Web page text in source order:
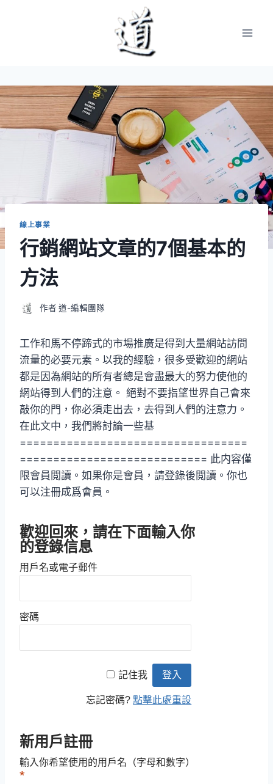
線上事業
行銷網站文章的7個基本的
方法
作者 道-編輯團隊
工作和馬不停蹄式的市場推廣是得到大量網站訪問
流量的必要元素。以我的經驗，很多受歡迎的網站
都是因為網站的所有者總是會盡最大的努力使他的
網站得到人們的注意。 絕對不要指望世界自己會來
敲你的門，你必須走出去，去得到人們的注意力。
在此文中，我們將討論一些基
==================================
============================ 此内容僅
限會員閲讀。如果你是會員，請登錄後閲讀。你也
可以注冊成爲會員。
歡迎回來，請在下面輸入你
的登錄信息
用戶名或電子郵件
密碼
記住我
忘記密碼?點擊此處重設
新用戶註冊
輸入你希望使用的用戶名（字母和數字）
*